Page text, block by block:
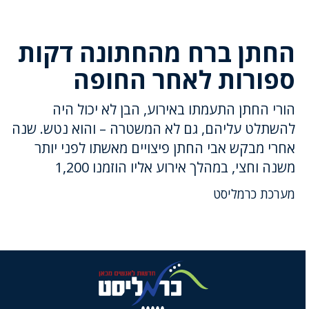
החתן ברח מהחתונה דקות
ספורות לאחר החופה
הורי החתן התעמתו באירוע, הבן לא יכול היה
להשתלט עליהם, גם לא המשטרה – והוא נטש. שנה
אחרי מבקש אבי החתן פיצויים מאשתו לפני יותר
משנה וחצי, במהלך אירוע אליו הוזמנו 1,200
מערכת כרמליסט